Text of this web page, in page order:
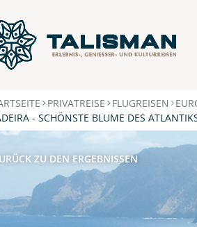
PRIVATREISE FLUGREISEN
- SCHÖNSTE BLUME DES
ZU DEN ERGEBNISSEN